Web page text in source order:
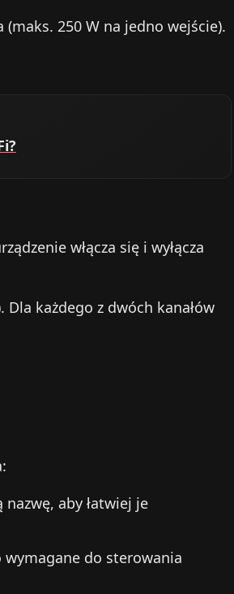
250 W na jedno wejście).
włącza się i wyłącza
Dla każdego z dwóch kanałów
nazwę, aby łatwiej je
wymagane do sterowania